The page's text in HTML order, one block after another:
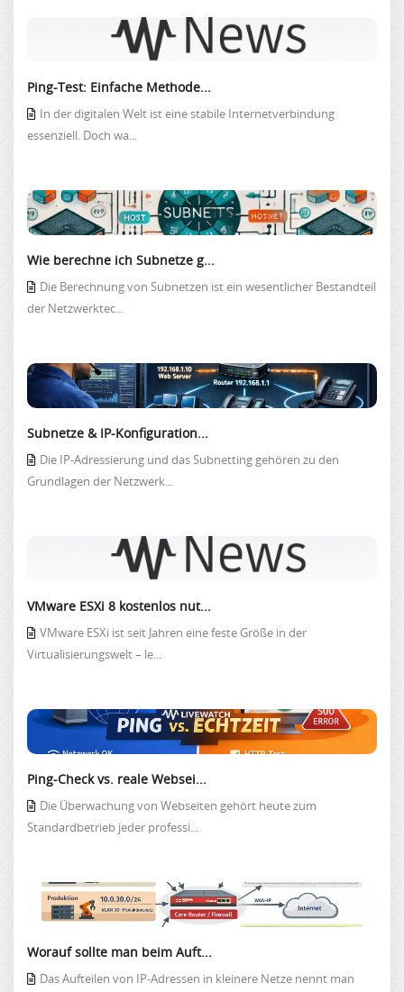
Ping-Test: Einfache Methode...
In der digitalen Welt ist eine stabile Internetverbindung
essenziell. Doch wa...
Wie berechne ich Subnetze g...
Die Berechnung von Subnetzen ist ein wesentlicher Bestandteil
der Netzwerktec...
Subnetze & IP-Konfiguration...
Die IP-Adressierung und das Subnetting gehören zu den
Grundlagen der Netzwerk...
VMware ESXi 8 kostenlos nut...
VMware ESXi ist seit Jahren eine feste Größe in der
Virtualisierungswelt – le...
Ping-Check vs. reale Websei...
Die Überwachung von Webseiten gehört heute zum
Standardbetrieb jeder professi...
Worauf sollte man beim Auft...
Das Aufteilen von IP-Adressen in kleinere Netze nennt man